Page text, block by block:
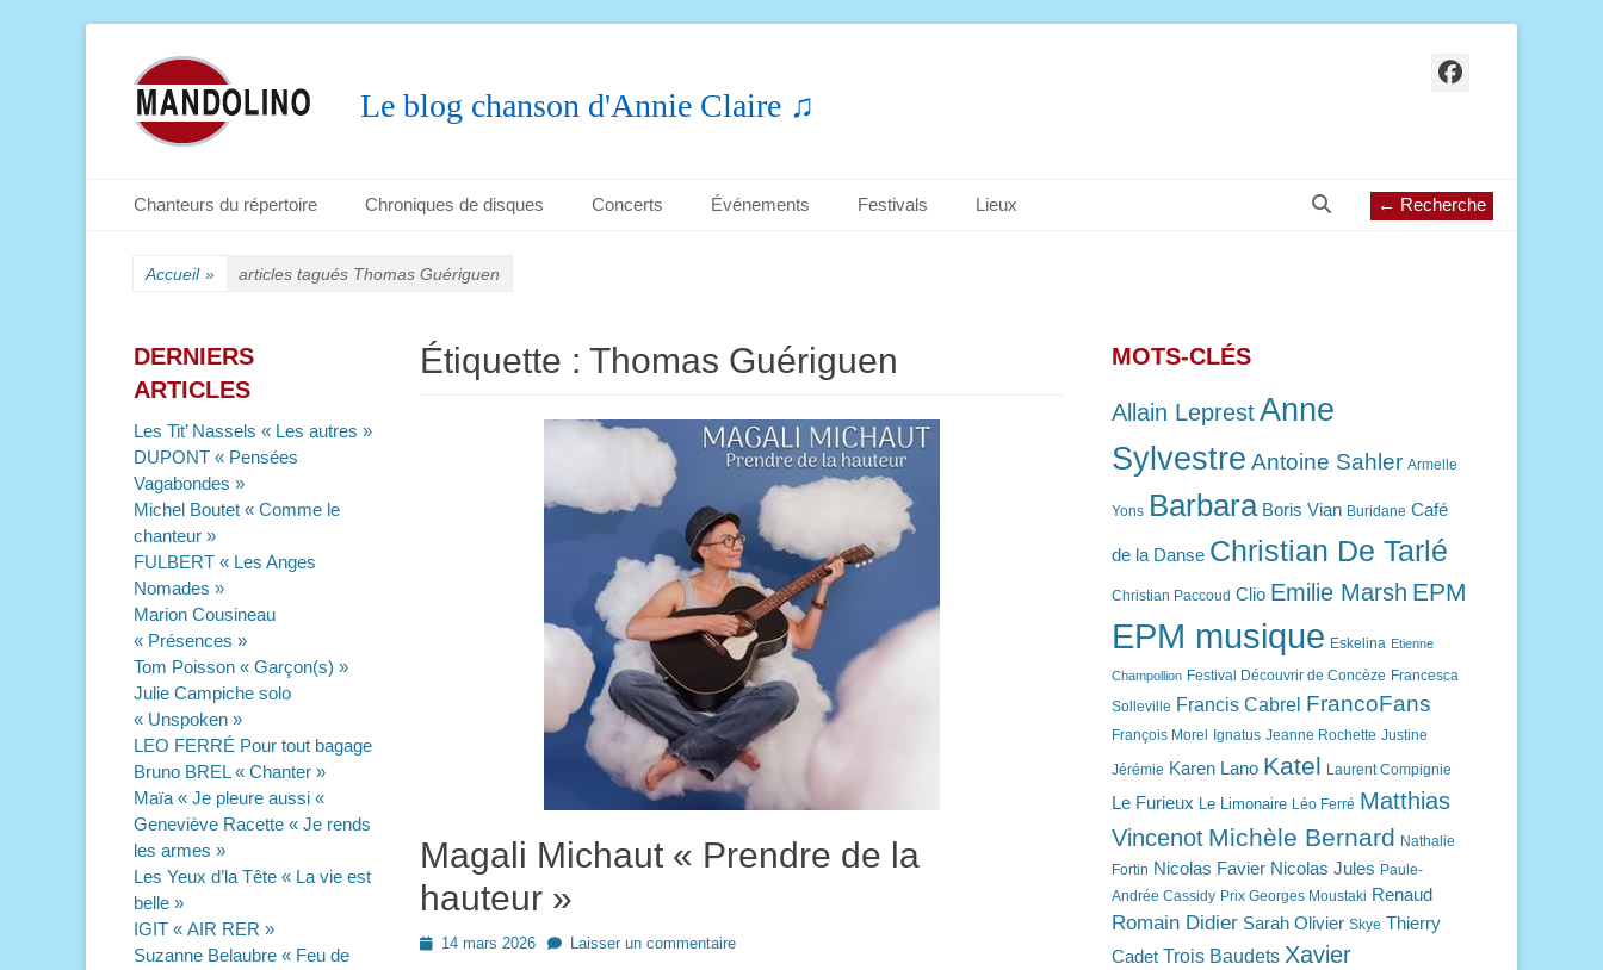
Le blog chanson d'Annie Claire ♫
Facebook
Menu principal
Chanteurs du répertoire Chroniques de disques Concerts Événements Festivals Lieux ← Recherche
Recherche
Accueil » articles tagués Thomas Guériguen
Étiquette : Thomas Guériguen
Magali Michaut « Prendre de la
hauteur »
Posted14 mars 2026 Laisser un commentaire
MOTS-CLÉS
Allain LeprestAnne
Sylvestre Antoine Sahler Armelle
Yons Barbara Boris Vian Buridane Café
de la Danse Christian De Tarlé
Christian Paccoud Clio Emilie Marsh EPM
EPM musique Eskelina Etienne
Champollion Festival Découvrir de Concèze Francesca
Solleville Francis Cabrel FrancoFans
François Morel Ignatus Jeanne Rochette Justine
Jérémie Karen Lano Katel Laurent Compignie
Le Furieux Le Limonaire Léo Ferré Matthias
Vincenot Michèle Bernard Nathalie
Fortin Nicolas Favier Nicolas Jules Paule-
Andrée Cassidy Prix Georges Moustaki Renaud
Romain Didier Sarah Olivier Skye Thierry
Cadet Trois Baudets Xavier
DERNIERS
ARTICLES
Les Tit’ Nassels « Les autres »
DUPONT « Pensées
Vagabondes »
Michel Boutet « Comme le
chanteur »
FULBERT « Les Anges
Nomades »
Marion Cousineau
« Présences »
Tom Poisson « Garçon(s) »
Julie Campiche solo
« Unspoken »
LEO FERRÉ Pour tout bagage
Bruno BREL « Chanter »
Maïa « Je pleure aussi «
Geneviève Racette « Je rends
les armes »
Les Yeux d’la Tête « La vie est
belle »
IGIT « AIR RER »
Suzanne Belaubre « Feu de